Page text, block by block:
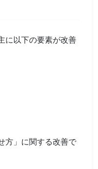
に以下の要素が改善
方」に関する改善で